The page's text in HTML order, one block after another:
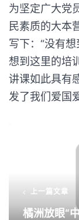
为坚定广大党
民素质的大本
写下：“没有
想到这里的培
讲课如此具有
发了我们爱国
上一篇文章
橘洲放眼“